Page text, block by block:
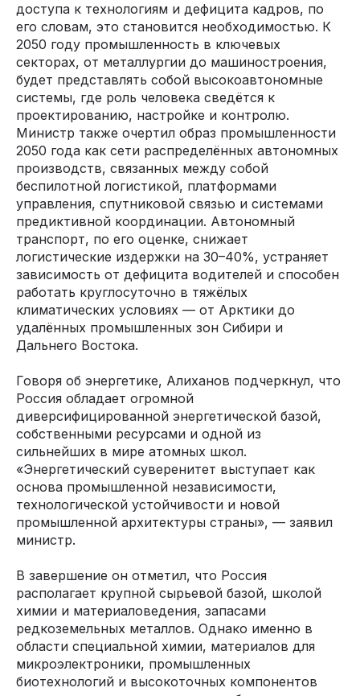
доступа к технологиям и дефицита кадров, по
его словам, это становится необходимостью. К
2050 году промышленность в ключевых
секторах, от металлургии до машиностроения,
будет представлять собой высокоавтономные
системы, где роль человека сведётся к
проектированию, настройке и контролю.
Министр также очертил образ промышленности
2050 года как сети распределённых автономных
производств, связанных между собой
беспилотной логистикой, платформами
управления, спутниковой связью и системами
предиктивной координации. Автономный
транспорт, по его оценке, снижает
логистические издержки на 30–40%, устраняет
зависимость от дефицита водителей и способен
работать круглосуточно в тяжёлых
климатических условиях — от Арктики до
удалённых промышленных зон Сибири и
Дальнего Востока.
Говоря об энергетике, Алиханов подчеркнул, что
Россия обладает огромной
диверсифицированной энергетической базой,
собственными ресурсами и одной из
сильнейших в мире атомных школ.
«Энергетический суверенитет выступает как
основа промышленной независимости,
технологической устойчивости и новой
промышленной архитектуры страны», — заявил
министр.
В завершение он отметил, что Россия
располагает крупной сырьевой базой, школой
химии и материаловедения, запасами
редкоземельных металлов. Однако именно в
области специальной химии, материалов для
микроэлектроники, промышленных
биотехнологий и высокоточных компонентов